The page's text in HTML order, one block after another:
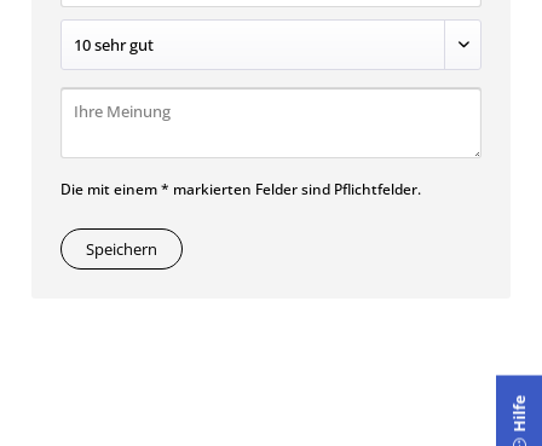
Die mit einem * markierten Felder sind Pflichtfelder.
Speichern
Hilfe